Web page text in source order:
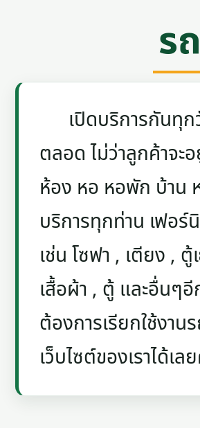
ร
เปิดบริการกันทุก
ตลอด ไม่ว่าลูกค้าจะ
ห้อง หอ หอพัก บ้าน
บริการทุกท่าน เฟอร์
เช่น โซฟา , เตียง ,
เสื้อผ้า , ตู้ และอื่นๆ
ต้องการเรียกใช้งา
เว็บไซต์ของเราได้